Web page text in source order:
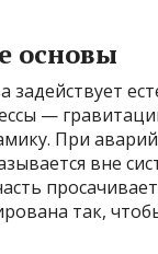
основы
задействует
—
При
вне
так,